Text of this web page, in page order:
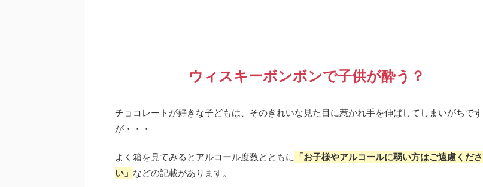
ウィスキーボンボンで子供が酔う？
チョコレートが好きな子どもは、そのきれいな見た目に惹かれ手を伸ばしてしまいがちです
が・・・
よく箱を見てみるとアルコール度数とともに 「お子様やアルコールに弱い方はご遠慮くださ
い」 などの記載があります。